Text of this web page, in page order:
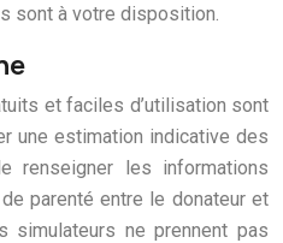
sont à votre disposition.
et faciles d’utilisation sont
une estimation indicative des
renseigner les informations
parenté entre le donateur et
simulateurs ne prennent pas